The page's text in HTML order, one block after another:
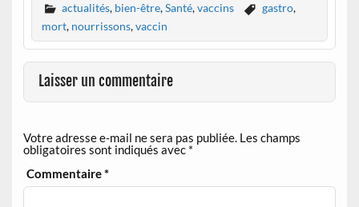
actualités, bien-être,Santé,vaccins gastro,
mort, nourrissons,vaccin
Laisser un commentaire
Votre adresse e-mail ne sera pas publiée. Les champs
obligatoires sont indiqués avec *
Commentaire*